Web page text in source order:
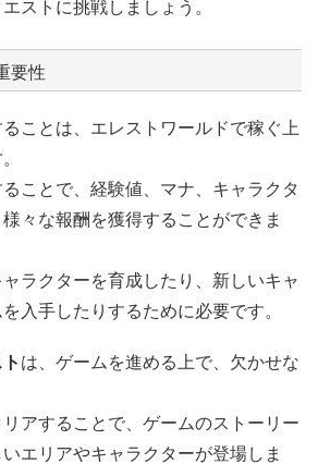
ストに挑戦しましょう。
要性
ことは、エレストワールドで稼ぐ上
ことで、経験値、マナ、キャラクタ
々な報酬を獲得することができま
ラクターを育成したり、新しいキャ
入手したりするために必要です。
は、ゲームを進める上で、欠かせな
アすることで、ゲームのストーリー
エリアやキャラクターが登場しま